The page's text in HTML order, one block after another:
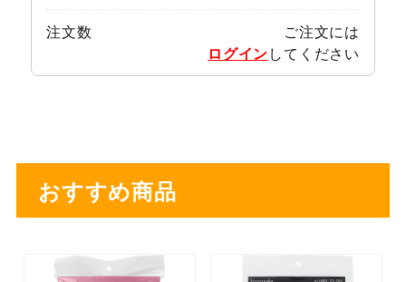
注文数
ご注文には
ログインしてください
おすすめ商品